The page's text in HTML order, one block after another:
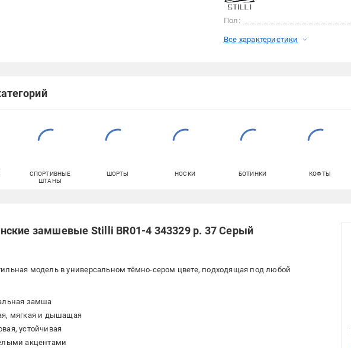
Пол:
Все характеристики
СПОРТИВНЫЕ
ШТАНЫ
ШОРТЫ НОСКИ БОТИНКИ КОФТЫ
замшевые Stilli BR01-4 343329 р. 37 Серый
модель в универсальном тёмно-сером цвете, подходящая под любой
замша
мягкая и дышащая
устойчивая
акцентами